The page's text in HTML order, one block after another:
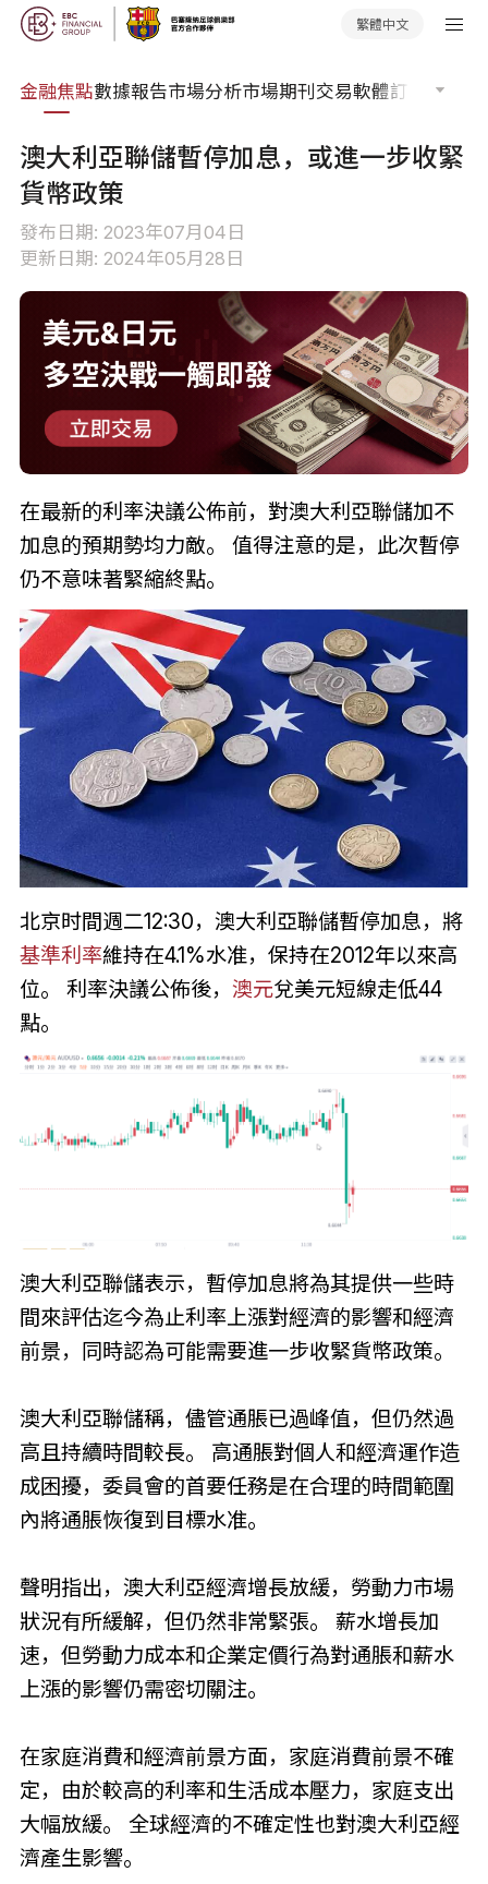
繁體中文
金融焦點數據報告市場分析市場期刊交易軟體訂單流
澳大利亞聯儲暫停加息，或進一步收緊
貨幣政策
發布日期: 2023年07月04日
更新日期: 2024年05月28日
在最新的利率決議公佈前，對澳大利亞聯儲加不
加息的預期勢均力敵。 值得注意的是，此次暫停
仍不意味著緊縮終點。
北京时間週二12:30，澳大利亞聯儲暫停加息，將
基準利率維持在4.1%水准，保持在2012年以來高
位。 利率決議公佈後， 澳元兌美元短線走低44
點。
澳大利亞聯儲表示，暫停加息將為其提供一些時
間來評估迄今為止利率上漲對經濟的影響和經濟
前景，同時認為可能需要進一步收緊貨幣政策。
澳大利亞聯儲稱，儘管通脹已過峰值，但仍然過
高且持續時間較長。 高通脹對個人和經濟運作造
成困擾，委員會的首要任務是在合理的時間範圍
內將通脹恢復到目標水准。
聲明指出，澳大利亞經濟增長放緩，勞動力市場
狀況有所緩解，但仍然非常緊張。 薪水增長加
速，但勞動力成本和企業定價行為對通脹和薪水
上漲的影響仍需密切關注。
在家庭消費和經濟前景方面，家庭消費前景不確
定，由於較高的利率和生活成本壓力，家庭支出
大幅放緩。 全球經濟的不確定性也對澳大利亞經
濟產生影響。